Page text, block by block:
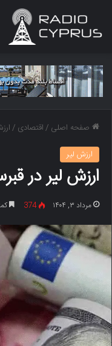
صفحه اصلی /اقتصادی /
ارزش لیر
ارزش لیر در
مرداد ۳, ۱۴۰۴ 374